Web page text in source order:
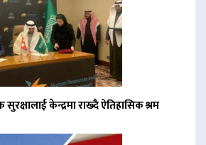
केन्द्रमा राख्दै ऐतिहासिक श्रम